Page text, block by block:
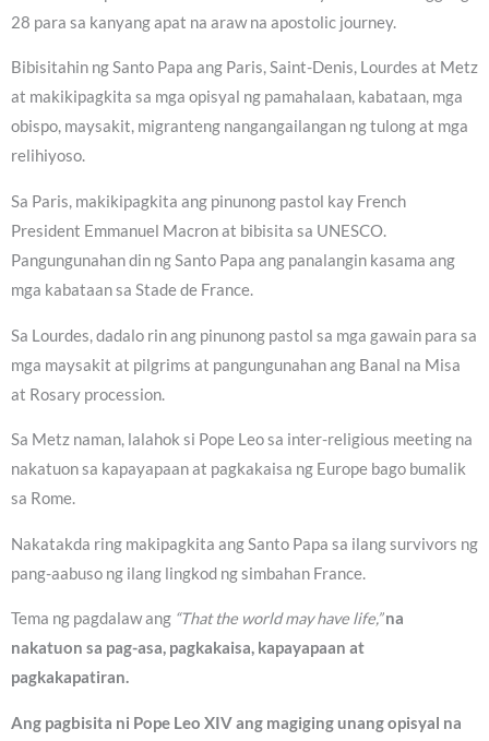
28 para sa kanyang apat na araw na apostolic journey.
Bibisitahin ng Santo Papa ang Paris, Saint-Denis, Lourdes at Metz
at makikipagkita sa mga opisyal ng pamahalaan, kabataan, mga
obispo, maysakit, migranteng nangangailangan ng tulong at mga
relihiyoso.
Sa Paris, makikipagkita ang pinunong pastol kay French
President Emmanuel Macron at bibisita sa UNESCO.
Pangungunahan din ng Santo Papa ang panalangin kasama ang
mga kabataan sa Stade de France.
Sa Lourdes, dadalo rin ang pinunong pastol sa mga gawain para sa
mga maysakit at pilgrims at pangungunahan ang Banal na Misa
at Rosary procession.
Sa Metz naman, lalahok si Pope Leo sa inter-religious meeting na
nakatuon sa kapayapaan at pagkakaisa ng Europe bago bumalik
sa Rome.
Nakatakda ring makipagkita ang Santo Papa sa ilang survivors ng
pang-aabuso ng ilang lingkod ng simbahan France.
Tema ng pagdalaw ang “That the world may have life,”na
nakatuon sa pag-asa, pagkakaisa, kapayapaan at
pagkakapatiran.
Ang pagbisita ni Pope Leo XIV ang magiging unang opisyal na